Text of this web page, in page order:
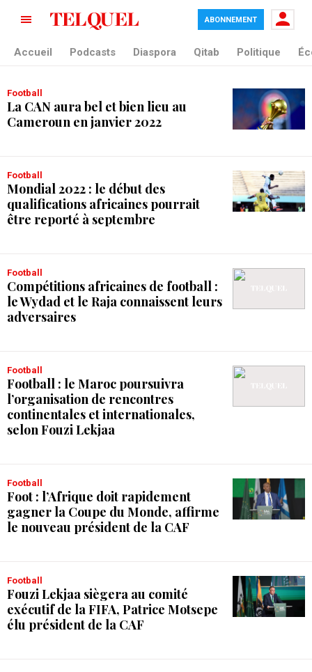
tag blade
ABONNEMENT
Accueil Podcasts Diaspora Qitab Politique
Football
La CAN aura bel et bien lieu au
Cameroun en janvier 2022
Football
Mondial 2022 : le début des
qualifications africaines pourrait
être reporté à septembre
Football
Compétitions africaines de football :
le Wydad et le Raja connaissent leurs
adversaires
Football
Football : le Maroc poursuivra
l’organisation de rencontres
continentales et internationales,
selon Fouzi Lekjaa
Football
Foot : l’Afrique doit rapidement
gagner la Coupe du Monde, affirme
le nouveau président de la CAF
Football
Fouzi Lekjaa siègera au comité
exécutif de la FIFA, Patrice Motsepe
élu président de la CAF